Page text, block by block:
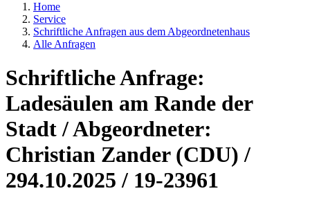
Home
Service
Schriftliche Anfragen aus dem Abgeordnetenhaus
Alle Anfragen
Schriftliche Anfrage:
Ladesäulen am Rande der
Stadt / Abgeordneter:
Christian Zander (CDU) /
294.10.2025 / 19-23961